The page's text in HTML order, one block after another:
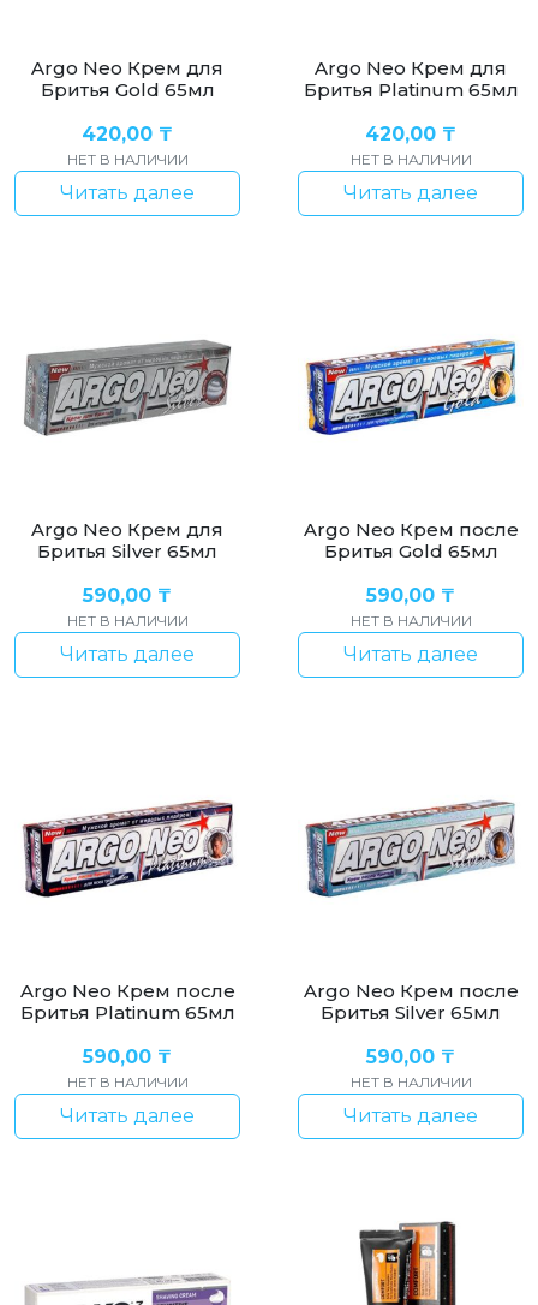
Argo Neo Крем для
Бритья Gold 65мл
420,00 ₸
НЕТ В НАЛИЧИИ
Читать далее
Argo Neo Крем для
Бритья Platinum 65мл
420,00 ₸
НЕТ В НАЛИЧИИ
Читать далее
Argo Neo Крем для
Бритья Silver 65мл
590,00 ₸
НЕТ В НАЛИЧИИ
Читать далее
Argo Neo Крем после
Бритья Gold 65мл
590,00 ₸
НЕТ В НАЛИЧИИ
Читать далее
Argo Neo Крем после
Бритья Platinum 65мл
590,00 ₸
НЕТ В НАЛИЧИИ
Читать далее
Argo Neo Крем после
Бритья Silver 65мл
590,00 ₸
НЕТ В НАЛИЧИИ
Читать далее